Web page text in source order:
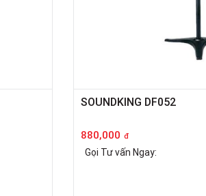
SOUNDKING DF052
880,000 đ
Gọi Tư vấn Ngay: